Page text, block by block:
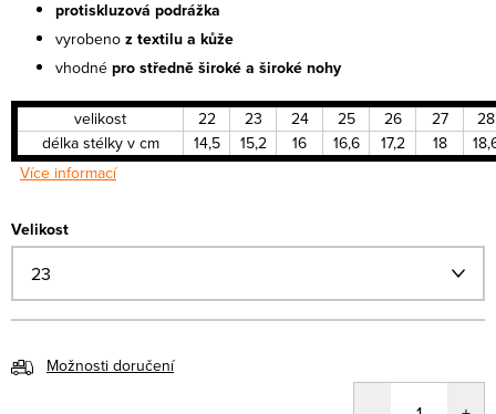
protiskluzová podrážka
vyrobeno z textilu a kůže
vhodné pro středně široké a široké nohy
velikost 22 23 24 25 26 27
28
délka stélky v cm
14,5 15,2 16 16,6 17,2 18
Více informací
Velikost
Možnosti doručení